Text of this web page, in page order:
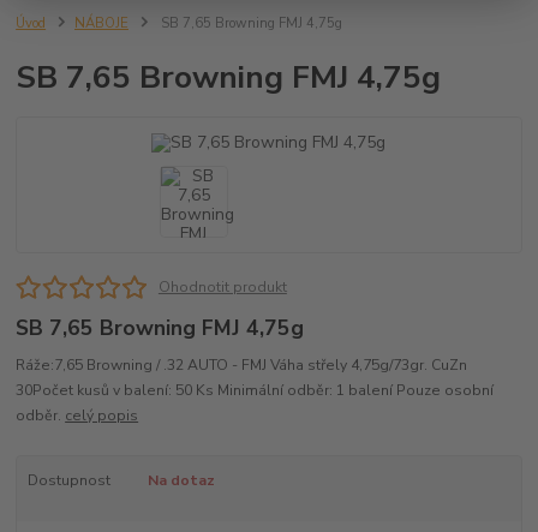
Úvod NÁBOJE SB 7,65 Browning FMJ 4,75g
SB 7,65 Browning FMJ 4,75g
Ohodnotit produkt
SB 7,65 Browning FMJ 4,75g
Ráže:7,65 Browning / .32 AUTO - FMJ Váha střely 4,75g/73gr. CuZn
30Počet kusů v balení: 50 Ks Minimální odběr: 1 balení Pouze osobní
odběr. celý popis
Dostupnost Na dotaz